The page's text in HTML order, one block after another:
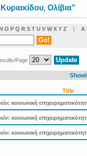
Ολίβια"
O P Q R S T U V W X Y Z | Α
Page
Title
κοινωνική
κοινωνική
κοινωνική